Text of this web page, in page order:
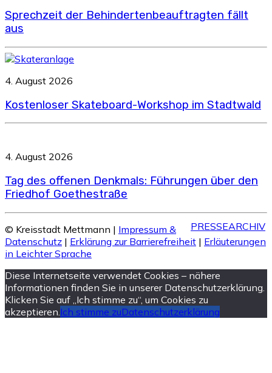
Sprechzeit der Behindertenbeauftragten fällt
aus
4. August 2026
Kostenloser Skateboard-Workshop im Stadtwald
4. August 2026
Tag des offenen Denkmals: Führungen über den
Friedhof Goethestraße
PRESSEARCHIV
© Kreisstadt Mettmann | Impressum &
Datenschutz | Erklärung zur Barrierefreiheit | Erläuterungen
in Leichter Sprache
Diese Internetseite verwendet Cookies – nähere
Informationen finden Sie in unserer Datenschutzerklärung.
Klicken Sie auf „Ich stimme zu“, um Cookies zu
akzeptieren. Ich stimme zuDatenschutzerklärung